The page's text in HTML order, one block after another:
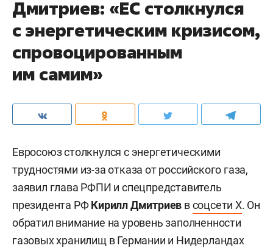
Дмитриев: «ЕС столкнулся
с энергетическим кризисом,
спровоцированным
им самим»
Евросоюз столкнулся с энергетическими
трудностями из-за отказа от российского газа,
заявил глава РФПИ и спецпредставитель
президента РФКирилл Дмитриев всоцсети X. Он
обратил внимание на уровень заполненности
газовых хранилищ в Германии и Нидерландах